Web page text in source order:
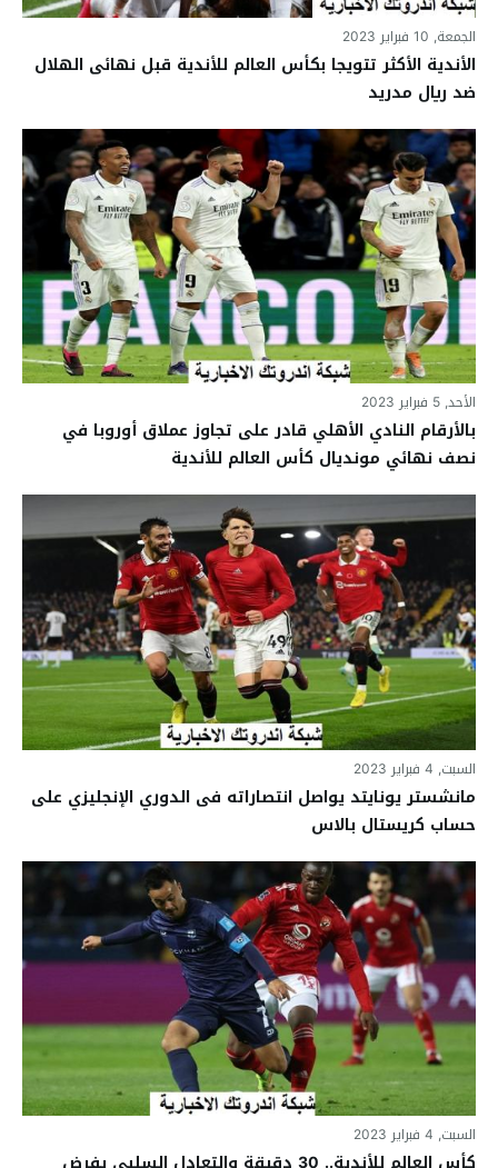
الجمعة, 10 فبراير 2023
الأندية الأكثر تتويجا بكأس العالم للأندية قبل نهائى الهلال
ضد ريال مدريد
الأحد, 5 فبراير 2023
بالأرقام النادي الأهلي قادر على تجاوز عملاق أوروبا في
نصف نهائي مونديال كأس العالم للأندية
السبت, 4 فبراير 2023
مانشستر يونايتد يواصل انتصاراته فى الدوري الإنجليزي على
حساب كريستال بالاس
السبت, 4 فبراير 2023